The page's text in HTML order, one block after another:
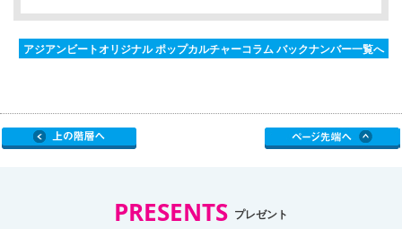
アジアンビートオリジナル ポップカルチャーコラム バックナンバー一覧へ
PRESENTS プレゼント